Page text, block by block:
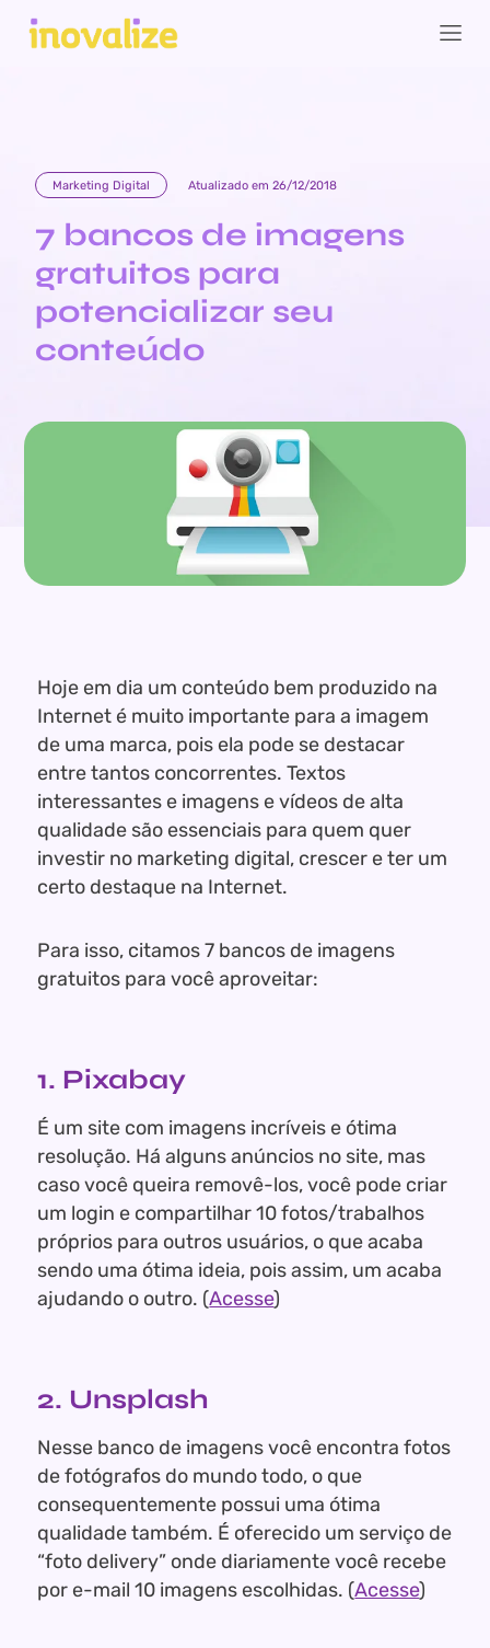
Marketing Digital Atualizado em 26/12/2018
7 bancos de imagens
gratuitos para
potencializar seu
conteúdo
Hoje em dia um conteúdo bem produzido na
Internet é muito importante para a imagem
de uma marca, pois ela pode se destacar
entre tantos concorrentes. Textos
interessantes e imagens e vídeos de alta
qualidade são essenciais para quem quer
investir no marketing digital, crescer e ter um
certo destaque na Internet.
Para isso, citamos 7 bancos de imagens
gratuitos para você aproveitar:
1. Pixabay
É um site com imagens incríveis e ótima
resolução. Há alguns anúncios no site, mas
caso você queira removê-los, você pode criar
um login e compartilhar 10 fotos/trabalhos
próprios para outros usuários, o que acaba
sendo uma ótima ideia, pois assim, um acaba
ajudando o outro. (Acesse)
2. Unsplash
Nesse banco de imagens você encontra fotos
de fotógrafos do mundo todo, o que
consequentemente possui uma ótima
qualidade também. É oferecido um serviço de
“foto delivery” onde diariamente você recebe
por e-mail 10 imagens escolhidas. (Acesse)